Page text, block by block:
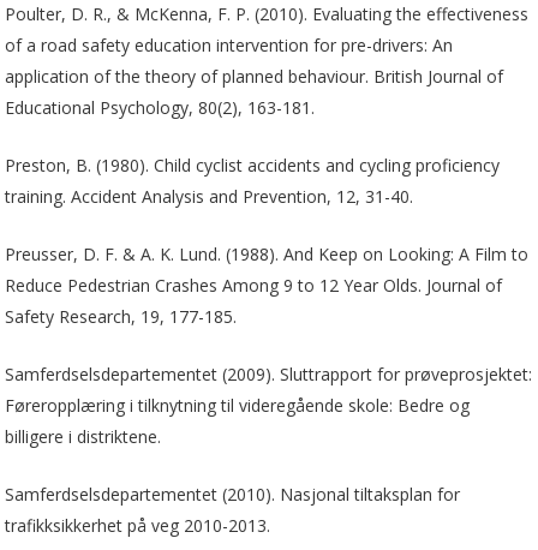
Poulter, D. R., & McKenna, F. P. (2010). Evaluating the effectiveness
of a road safety education intervention for pre-drivers: An
application of the theory of planned behaviour. British Journal of
Educational Psychology, 80(2), 163-181.
Preston, B. (1980). Child cyclist accidents and cycling proficiency
training. Accident Analysis and Prevention, 12, 31-40.
Preusser, D. F. & A. K. Lund. (1988). And Keep on Looking: A Film to
Reduce Pedestrian Crashes Among 9 to 12 Year Olds. Journal of
Safety Research, 19, 177-185.
Samferdselsdepartementet (2009). Sluttrapport for prøveprosjektet:
Føreropplæring i tilknytning til videregående skole: Bedre og
billigere i distriktene.
Samferdselsdepartementet (2010). Nasjonal tiltaksplan for
trafikksikkerhet på veg 2010-2013.